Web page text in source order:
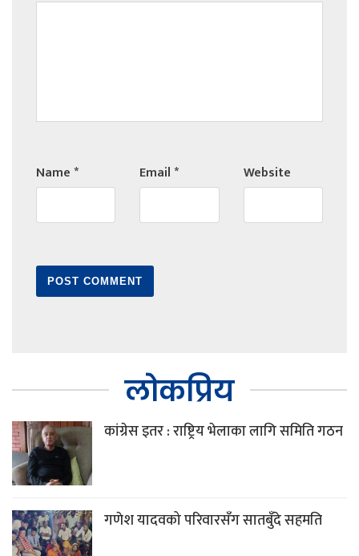
Name* Email* Website
लोकप्रिय
कांग्रेस इतर : राष्ट्रिय भेलाका लागि समिति गठन
गणेश यादवको परिवारसँग सातबुँदे सहमति